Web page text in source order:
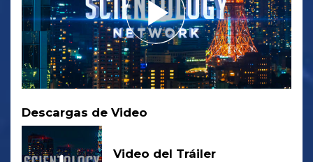
Descargas de Video
Video del Tráiler